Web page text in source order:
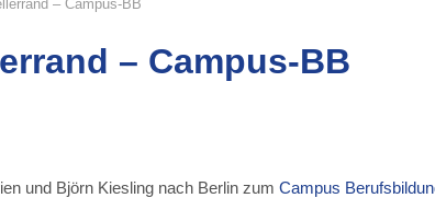
– Campus-BB
– Campus-BB
und Björn Kiesling nach Berlin zum Campus